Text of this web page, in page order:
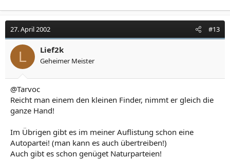
27. April 2002 #13
L Lief2k
Geheimer Meister
@Tarvoc
Reicht man einem den kleinen Finder, nimmt er gleich die
ganze Hand!
Im Übrigen gibt es im meiner Auflistung schon eine
Autopartei! (man kann es auch übertreiben!)
Auch gibt es schon genüget Naturparteien!